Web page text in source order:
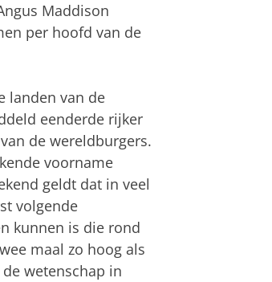
Maddison
per hoofd van de
landen van de
eenderde rijker
de wereldburgers.
voorname
geldt dat in veel
volgende
kunnen is die rond
maal zo hoog als
wetenschap in